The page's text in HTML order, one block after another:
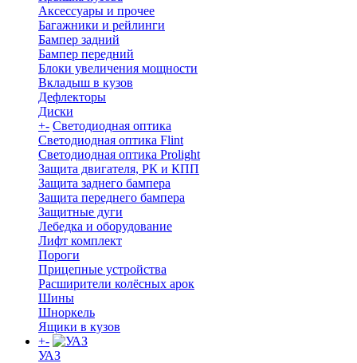
Аксессуары и прочее
Багажники и рейлинги
Бампер задний
Бампер передний
Блоки увеличения мощности
Вкладыш в кузов
Дефлекторы
Диски
+- Светодиодная оптика
Светодиодная оптика Flint
Светодиодная оптика Prolight
Защита двигателя, РК и КПП
Защита заднего бампера
Защита переднего бампера
Защитные дуги
Лебедка и оборудование
Лифт комплект
Пороги
Прицепные устройства
Расширители колёсных арок
Шины
Шноркель
Ящики в кузов
+-
УАЗ